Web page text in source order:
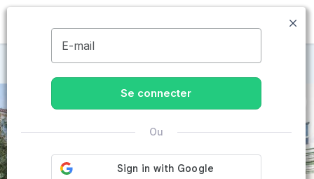
MENU
Maisons de retraite à Marseille
E-mail
Se connecter
Ou